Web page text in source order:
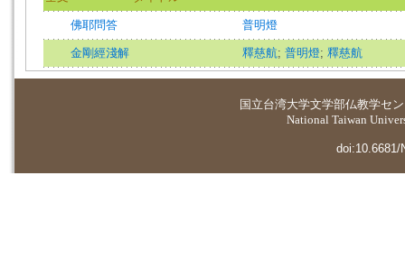
佛耶問答 普明燈
金剛經淺解 釋慈航; 普明燈; 釋慈航
国立台湾大学文学部仏教学セ
National Taiwan
doi:10.6681/